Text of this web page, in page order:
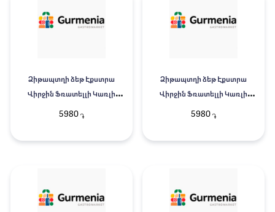
Ձիթապտղի ձեթ Էքստրա
Վիրջին Ֆռատելլի Կառլի
բազիլիկ 0.25լ
5980֏
Ձիթապտղի ձեթ Էքստրա
Վիրջին Ֆռատելլի Կառլի
ռոզմարին և սխտոր 0.25լ
5980 ֏